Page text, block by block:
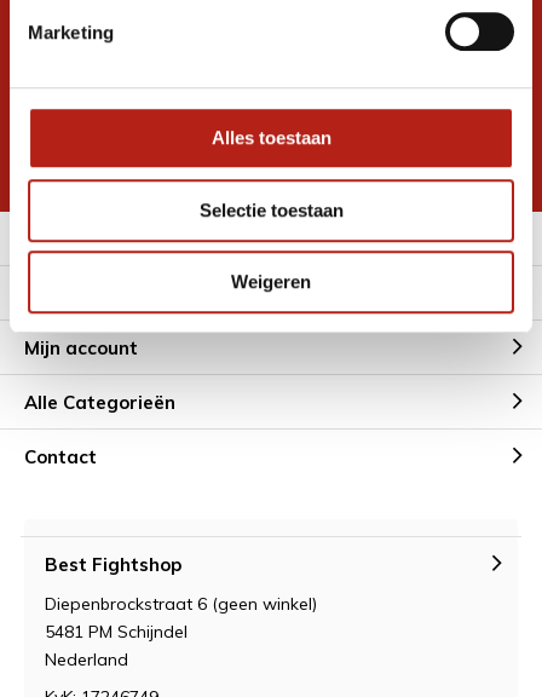
Marketing
Alles toestaan
Selectie toestaan
Weigeren
Ontvang de nieuwste aanbiedingen en
Inschrijven voor
* Lees hier de wettelijke beperkingen
Meer informatie
Mijn account
Alle Categorieën
Contact
Best Fightshop
Diepenbrockstraat 6 (geen winkel)
5481 PM Schijndel
Nederland